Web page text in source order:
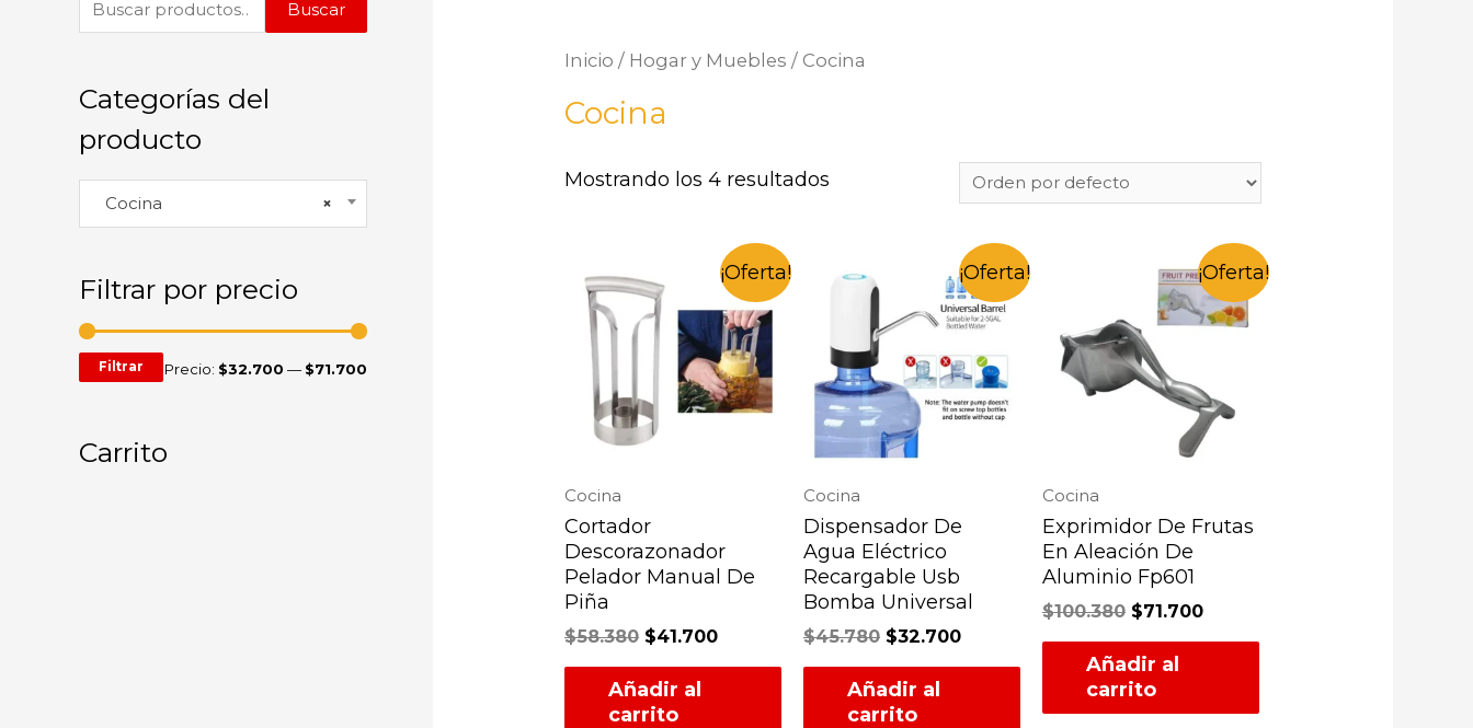
Buscar
Categorías del
producto
×
Cocina
Filtrar por precio
Filtrar Precio: $32.700 — $71.700
Carrito
Inicio / Hogar y Muebles / Cocina
Cocina
Mostrando los 4 resultados
¡Oferta!
Cocina
Cortador
Descorazonador
Pelador Manual De
Piña
$58.380 $41.700
Añadir al
carrito
¡Oferta!
Cocina
Dispensador De
Agua Eléctrico
Recargable Usb
Bomba Universal
$45.780 $32.700
Añadir al
carrito
¡Oferta!
Cocina
Exprimidor De Frutas
En Aleación De
Aluminio Fp601
$100.380 $71.700
Añadir al
carrito